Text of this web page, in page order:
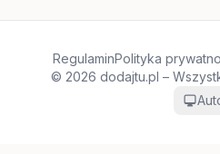
RegulaminPolityka
© 2026 dodajtu.pl –